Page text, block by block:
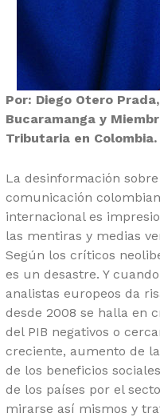
Por: Diego Otero
Bucaramanga y
Tributaria en Colombia.
La desinformación
comunicación
internacional es
las mentiras y medias
Según los críticos
es un desastre. Y
analistas europeos da
desde 2008 se halla en
del PIB negativos o
creciente, aumento de
de los beneficios
de los países por el
mirarse así mismos y